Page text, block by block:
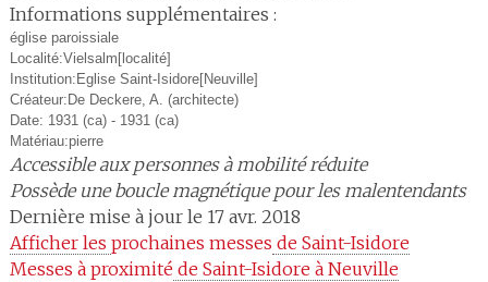
Informations supplémentaires :
église paroissiale
Localité:Vielsalm[localité]
Institution:Eglise Saint-Isidore[Neuville]
Créateur:De Deckere, A. (architecte)
Date: 1931 (ca) - 1931 (ca)
Matériau:pierre
Accessible aux personnes à mobilité réduite
Possède une boucle magnétique pour les malentendants
Dernière mise à jour le 17 avr. 2018
Afficher les prochaines messes de Saint-Isidore
Messes à proximité de Saint-Isidore à Neuville